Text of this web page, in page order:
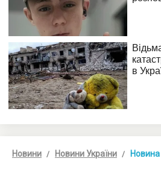
Новини Новини України Новина